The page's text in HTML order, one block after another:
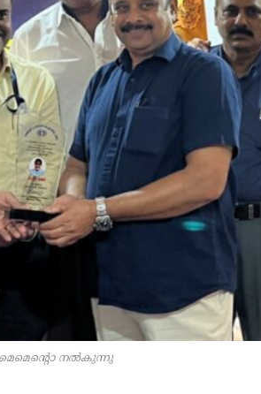
നൽകുന്നു